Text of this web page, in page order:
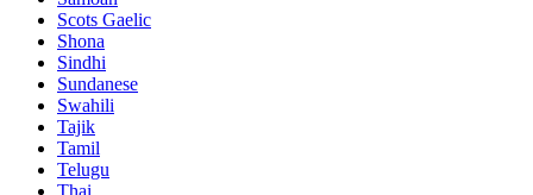
Scots Gaelic
Shona
Sindhi
Sundanese
Swahili
Tajik
Tamil
Telugu